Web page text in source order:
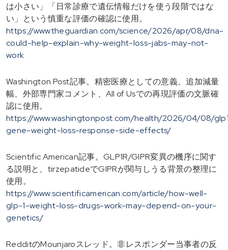
は小さい」「日常診療で遺伝情報だけを使う段階ではな
い」という慎重な評価の確認に使用。
https://www.theguardian.com/science/2026/apr/08/dna-
could-help-explain-why-weight-loss-jabs-may-not-
work
Washington Post記事。精密医療としての意義、追加減量
幅、外部専門家コメント、All of Usでの再現評価の文脈確
認に使用。
https://www.washingtonpost.com/health/2026/04/08/
gene-weight-loss-response-side-effects/
Scientific American記事。GLP1R/GIPR変異の機序に関す
る説明と、tirzepatideでGIPRが関与しうる背景の整理に
使用。
https://www.scientificamerican.com/article/how-well-
glp-1-weight-loss-drugs-work-may-depend-on-your-
genetics/
RedditのMounjaroスレッド。非レスポンダー当事者の反